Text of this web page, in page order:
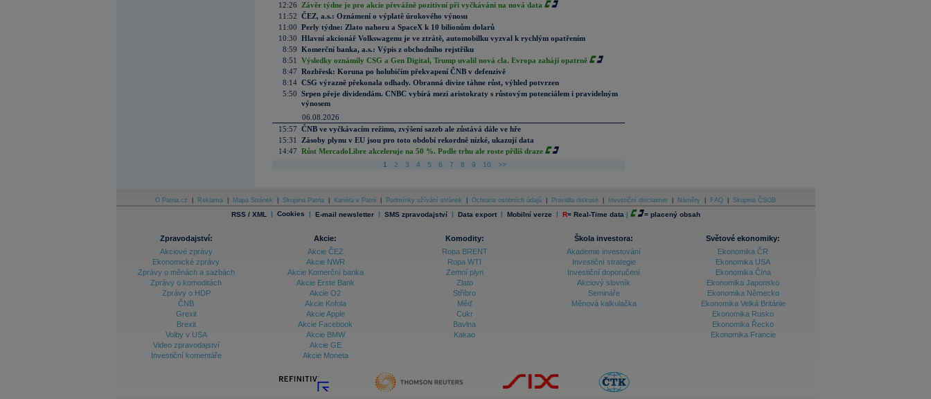
12:26
Závěr týdne je pro akcie převážně pozitivní při vyčkávání na nová data
11:52 ČEZ, a.s.: Oznámení o výplatě úrokového výnosu
11:00 Perly týdne: Zlato nahoru a SpaceX k 10 bilionům dolarů
10:30 Hlavní akcionář Volkswagenu je ve ztrátě, automobilku vyzval k rychlým opatřením
8:59 Komerční banka, a.s.: Výpis z obchodního rejstříku
8:51
Výsledky oznámily CSG a Gen Digital, Trump uvalil nová cla. Evropa zahájí opatrně
8:47 Rozbřesk: Koruna po holubičím překvapení ČNB v defenzivě
8:14 CSG výrazně překonala odhady. Obranná divize táhne růst, výhled potvrzen
5:50 Srpen přeje dividendám. CNBC vybírá mezi aristokraty s růstovým potenciálem i pravidelným
výnosem
06.08.2026
15:57 ČNB ve vyčkávacím režimu, zvýšení sazeb ale zůstává dále ve hře
15:31
Zásoby plynu v EU jsou pro toto období rekordně nízké, ukazují data
14:47 Růst MercadoLibre akceleruje na 50 %. Podle trhu ale roste příliš draze
1 2 3 4 5 6 7 8 9 10 >>
O Patria.cz Reklama Mapa Stránek Skupina Patria Kariéra v Patrii Podmínky užívání stránek Ochrana osobních údajů Pravidla diskuse Investiční disclaimer Náměty FAQ Skupina ČSOB
RSS / XML | Cookies | E-mail newsletter | SMS zpravodajství | Data export | Mobilní verze | R= Real-Time data | = placený obsah
Zpravodajství:
Akciové zprávy
Ekonomické zprávy
Zprávy o měnách a sazbách
Zprávy o komoditách
Zprávy o HDP
ČNB
Grexit
Brexit
Volby v USA
Video zpravodajství
Investiční komentáře
Akcie:
Akcie ČEZ
Akcie NWR
Akcie Komerční banka
Akcie Erste Bank
Akcie O2
Akcie Kofola
Akcie Apple
Akcie Facebook
Akcie BMW
Akcie GE
Akcie Moneta
Komodity:
Ropa BRENT
Ropa WTI
Zemní plyn
Zlato
Stříbro
Měď
Cukr
Bavlna
Kakao
Škola investora:
Akademie investování
Investiční strategie
Investiční doporučení
Akciový slovník
Semináře
Měnová kalkulačka
Světové ekonomiky:
Ekonomika ČR
Ekonomika USA
Ekonomika Čína
Ekonomika Japonsko
Ekonomika Německo
Ekonomika Velká Británie
Ekonomika Rusko
Ekonomika Řecko
Ekonomika Francie